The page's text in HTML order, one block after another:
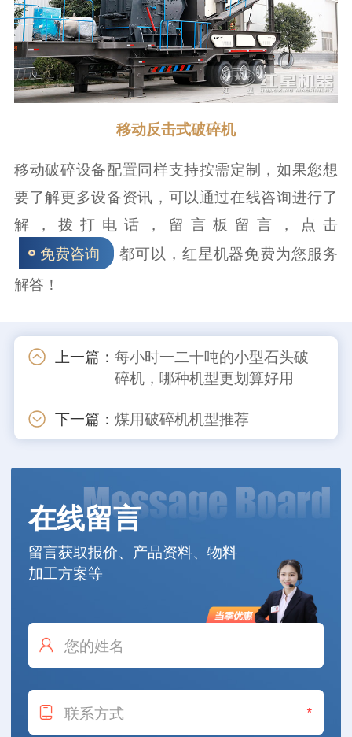
移动反击式破碎机
移动破碎设备配置同样支持按需定制，如果您想
要了解更多设备资讯，可以通过在线咨询进行了
解，拨打电话，留言板留言，点击
免费咨询
都可以，红星机器免费为您服务
解答！
上一篇： 每小时一二十吨的小型石头破
碎机，哪种机型更划算好用
下一篇： 煤用破碎机机型推荐
在线留言
留言获取报价、产品资料、物料
加工方案等
*